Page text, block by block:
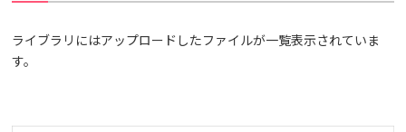
ライブラリにはアップロードしたファイルが一覧表示されていま
す。